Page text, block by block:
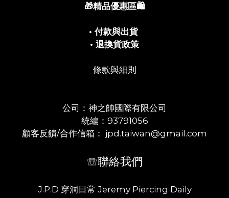
🎁精品優惠區🛍️
• 付款與出貨
• 退換貨政策
條款與細則
公司：神之帥國際有限公司
統編：93791056
顧客反饋/合作信箱： jpd.taiwan@gmail.com
☏聯絡我們
J.P.D 穿洞日常 Jeremy Piercing Daily